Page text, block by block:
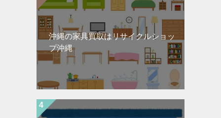
沖縄の家具買取はリサイクルショッ
プ沖縄